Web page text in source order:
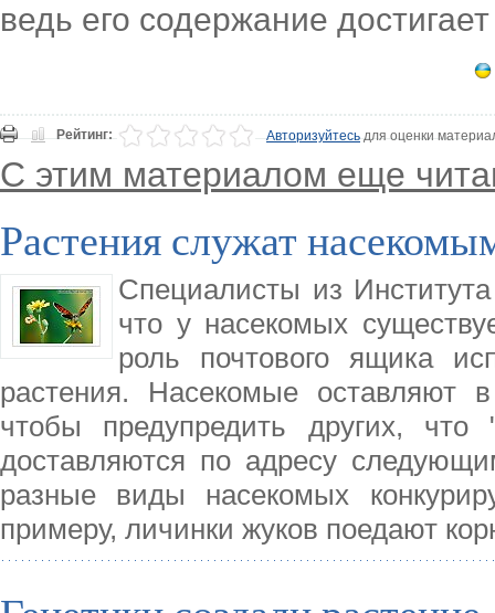
ведь его содержание
Рейтинг: Авторизуйтесьдля оценки
С этим материалом еще
Растения служат
Специалисты из
что у насекомых
роль почтового ящика
растения. Насекомые оставляют
чтобы предупредить других,
доставляются по адресу
разные виды насекомых
примеру, личинки жуков поедают